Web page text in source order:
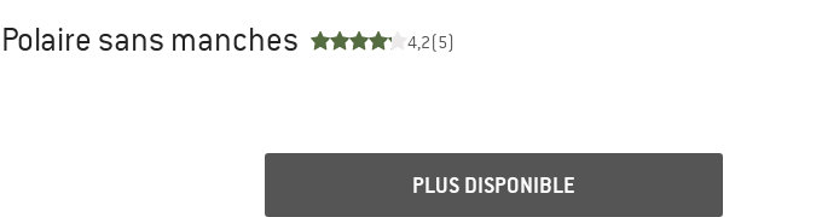
sans manches 4,2(5)
PLUS DISPONIBLE